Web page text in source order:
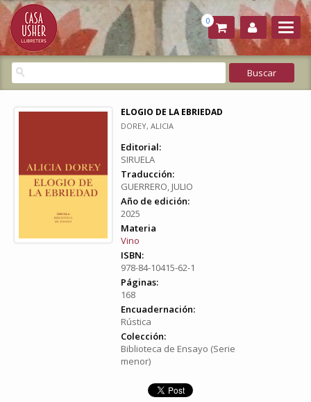
0
ELOGIO DE LA EBRIEDAD
DOREY, ALICIA
Editorial:
SIRUELA
Traducción:
GUERRERO, JULIO
Año de edición:
2025
Materia
Vino
ISBN:
978-84-10415-62-1
Páginas:
168
Encuadernación:
Rústica
Colección:
Biblioteca de Ensayo (Serie
menor)